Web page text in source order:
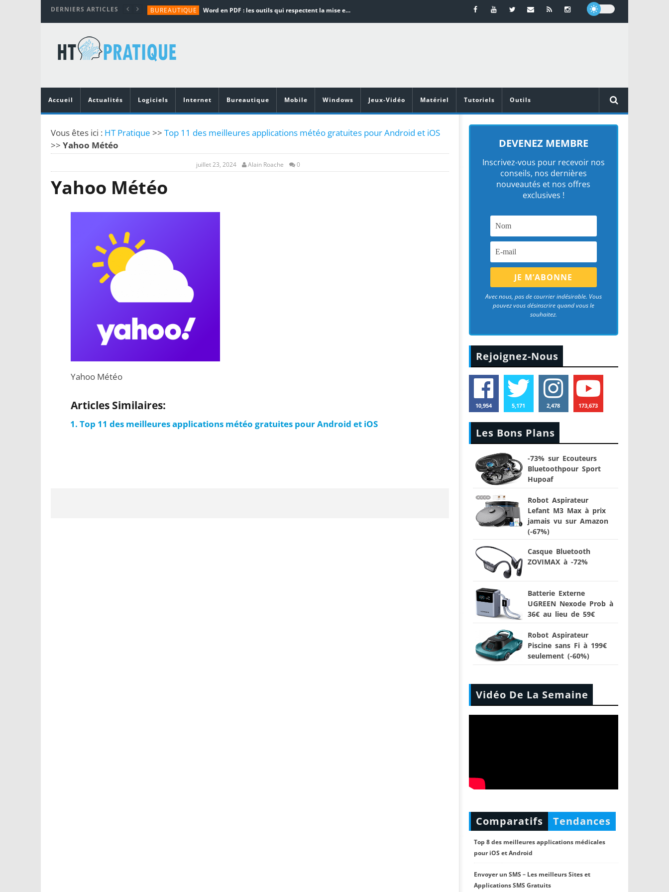
DERNIERS ARTICLES BUREAUTIQUE Word en PDF : les outils qui respectent la mise en page
TUTORIALS
MATÉRIEL
Vidéoprojecteurs Asus : Top 6 des meilleurs modèles de la marque
Accueil
Actualités Logiciels Internet Bureautique Mobile Windows Jeux-Vidéo Matériel Tutoriels Outils
Vous êtes ici : HT Pratique >> Top 11 des meilleures applications météo gratuites pour Android et iOS
>> Yahoo Météo
juillet 23, 2024 Alain Roache 0
Yahoo Météo
Yahoo Météo
Articles Similaires:
Top 11 des meilleures applications météo gratuites pour Android et iOS
DEVENEZ MEMBRE
Inscrivez-vous pour recevoir nos
conseils, nos dernières
nouveautés et nos offres
exclusives !
Avec nous, pas de courrier indésirable. Vous
pouvez vous désinscrire quand vous le
souhaitez.
Rejoignez-Nous
10,954 5,171 2,478 173,673
Les Bons Plans
-73% sur Ecouteurs
Bluetoothpour Sport
Hupoaf
Robot Aspirateur
Lefant M3 Max à prix
jamais vu sur Amazon
(-67%)
Casque Bluetooth
ZOVIMAX à -72%
Batterie Externe
UGREEN Nexode Prob à
36€ au lieu de 59€
Robot Aspirateur
Piscine sans Fi à 199€
seulement (-60%)
Vidéo De La Semaine
Comparatifs Tendances
Top 8 des meilleures applications médicales
pour iOS et Android
Envoyer un SMS – Les meilleurs Sites et
Applications SMS Gratuits